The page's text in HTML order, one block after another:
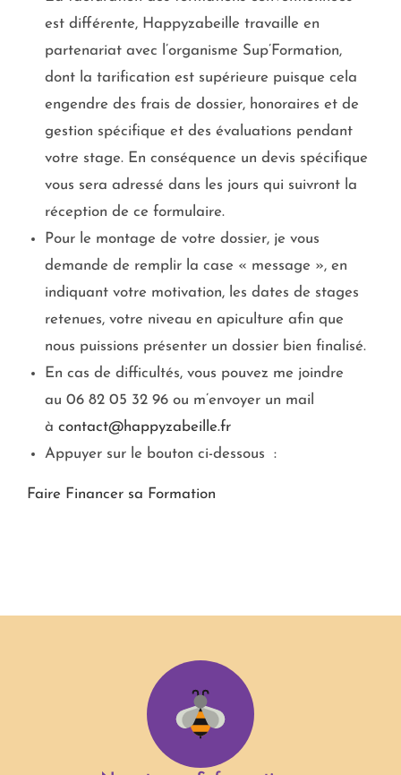
est différente, Happyzabeille travaille en
partenariat avec l’organisme Sup’Formation,
dont la tarification est supérieure puisque cela
engendre des frais de dossier, honoraires et de
gestion spécifique et des évaluations pendant
votre stage. En conséquence un devis spécifique
vous sera adressé dans les jours qui suivront la
réception de ce formulaire.
Pour le montage de votre dossier, je vous
demande de remplir la case « message », en
indiquant votre motivation, les dates de stages
retenues, votre niveau en apiculture afin que
nous puissions présenter un dossier bien finalisé.
En cas de difficultés, vous pouvez me joindre
au 06 82 05 32 96 ou m’envoyer un mail
à contact@happyzabeille.fr
Appuyer sur le bouton ci-dessous :
Faire Financer sa Formation